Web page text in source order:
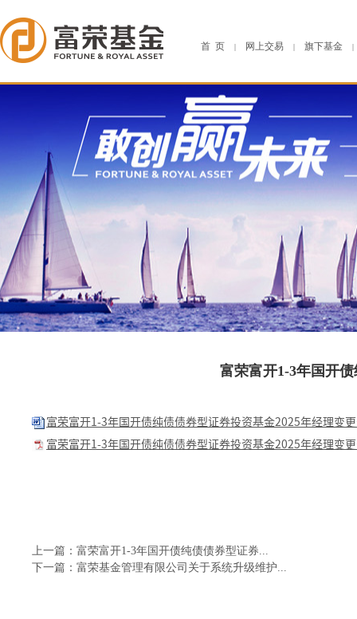
首 页 | 网上交易 | 旗下基金 |
富荣富开1-3年国开
富荣富开1-3年国开债纯债债券型证券投资基金2025年经理变
富荣富开1-3年国开债纯债债券型证券投资基金2025年经理变
上一篇：富荣富开1-3年国开债纯债债券型证券...
下一篇：富荣基金管理有限公司关于系统升级维护...